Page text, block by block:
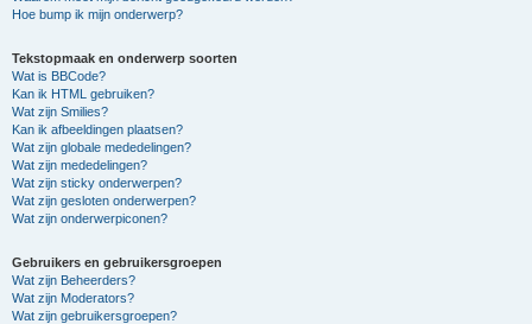
Hoe bump ik mijn onderwerp?
Tekstopmaak en onderwerp soorten
Wat is BBCode?
Kan ik HTML gebruiken?
Wat zijn Smilies?
Kan ik afbeeldingen plaatsen?
Wat zijn globale mededelingen?
Wat zijn mededelingen?
Wat zijn sticky onderwerpen?
Wat zijn gesloten onderwerpen?
Wat zijn onderwerpiconen?
Gebruikers en gebruikersgroepen
Wat zijn Beheerders?
Wat zijn Moderators?
Wat zijn gebruikersgroepen?